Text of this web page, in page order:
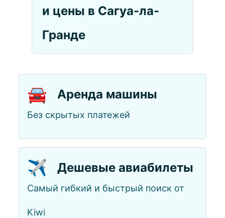
и цены в Сагуа-ла-
Гранде
🚘 Аренда машины
Без скрытых платежей
✈️ Дешевые авиабилеты
Самый гибкий и быстрый поиск от
Kiwi